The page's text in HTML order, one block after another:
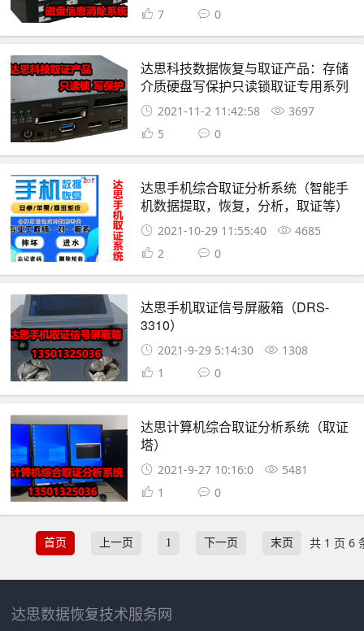
7
0
达思科技数据恢复与取证产品：存储
介质硬盘写保护只读锁取证专用系列
2021-11-2 11:42:58
3697
5
0
达思手机综合取证分析系统（智能手
机数据提取，恢复，分析，取证等）
2021-10-29 11:55:40
4685
2
0
达思手机取证信号屏蔽箱（DRS-
3310）
2021-9-29 5:14:30
1308
1
0
达思计算机综合取证分析系统（取证
塔）
2021-9-27 10:16:0
5481
1
0
首页 上一页 1 下一页 末页 共 1 页 6
达思数据恢复技术服务网